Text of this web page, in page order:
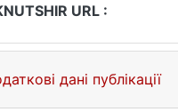
URL :
дані публікації